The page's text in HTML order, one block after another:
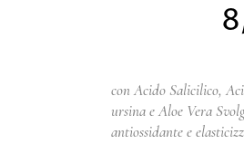
con Acido Salicilico,
ursina e Aloe Vera
antiossidante e